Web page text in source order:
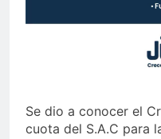
Se dio a conocer el
cuota del S.A.C para